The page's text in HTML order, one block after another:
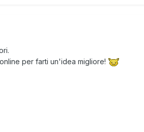
per farti un'idea migliore!